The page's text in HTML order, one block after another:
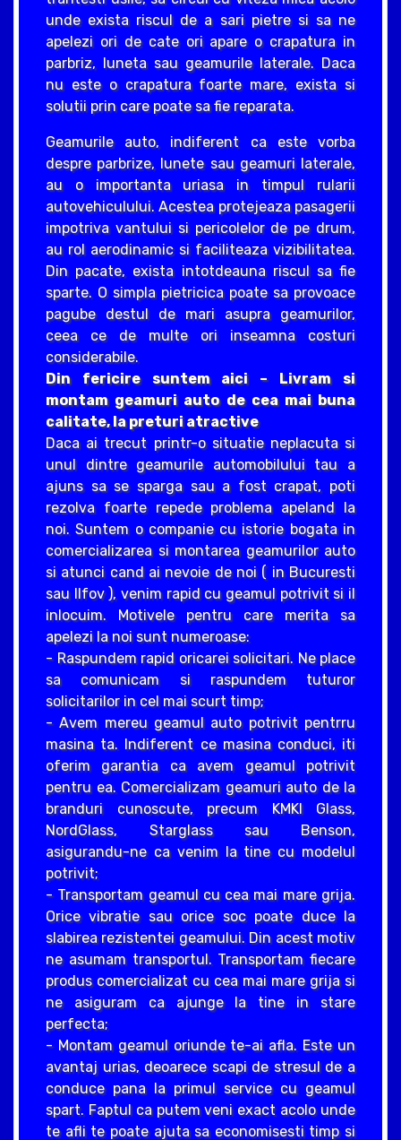
unde exista riscul de a sari pietre si sa ne
apelezi ori de cate ori apare o crapatura in
parbriz, luneta sau geamurile laterale. Daca
nu este o crapatura foarte mare, exista si
solutii prin care poate sa fie reparata.
Geamurile auto, indiferent ca este vorba
despre parbrize, lunete sau geamuri laterale,
au o importanta uriasa in timpul rularii
autovehiculului. Acestea protejeaza pasagerii
impotriva vantului si pericolelor de pe drum,
au rol aerodinamic si faciliteaza vizibilitatea.
Din pacate, exista intotdeauna riscul sa fie
sparte. O simpla pietricica poate sa provoace
pagube destul de mari asupra geamurilor,
ceea ce de multe ori inseamna costuri
considerabile.
Din fericire suntem aici – Livram si
montam geamuri auto de cea mai buna
calitate, la preturi atractive
Daca ai trecut printr-o situatie neplacuta si
unul dintre geamurile automobilului tau a
ajuns sa se sparga sau a fost crapat, poti
rezolva foarte repede problema apeland la
noi. Suntem o companie cu istorie bogata in
comercializarea si montarea geamurilor auto
si atunci cand ai nevoie de noi ( in Bucuresti
sau Ilfov ), venim rapid cu geamul potrivit si il
inlocuim. Motivele pentru care merita sa
apelezi la noi sunt numeroase:
- Raspundem rapid oricarei solicitari. Ne place
sa comunicam si raspundem tuturor
solicitarilor in cel mai scurt timp;
- Avem mereu geamul auto potrivit pentrru
masina ta. Indiferent ce masina conduci, iti
oferim garantia ca avem geamul potrivit
pentru ea. Comercializam geamuri auto de la
branduri cunoscute, precum KMKI Glass,
NordGlass, Starglass sau Benson,
asigurandu-ne ca venim la tine cu modelul
potrivit;
- Transportam geamul cu cea mai mare grija.
Orice vibratie sau orice soc poate duce la
slabirea rezistentei geamului. Din acest motiv
ne asumam transportul. Transportam fiecare
produs comercializat cu cea mai mare grija si
ne asiguram ca ajunge la tine in stare
perfecta;
- Montam geamul oriunde te-ai afla. Este un
avantaj urias, deoarece scapi de stresul de a
conduce pana la primul service cu geamul
spart. Faptul ca putem veni exact acolo unde
te afli te poate ajuta sa economisesti timp si